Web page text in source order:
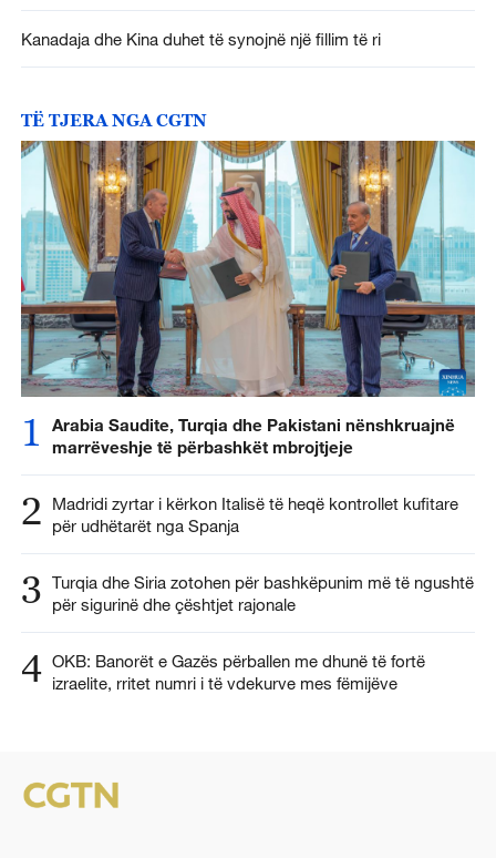
Kanadaja dhe Kina duhet të synojnë një fillim të ri
TË TJERA NGA CGTN
1
Arabia Saudite, Turqia dhe Pakistani nënshkruajnë
marrëveshje të përbashkët mbrojtjeje
2
Madridi zyrtar i kërkon Italisë të heqë kontrollet kufitare
për udhëtarët nga Spanja
3 Turqia dhe Siria zotohen për bashkëpunim më të ngushtë
për sigurinë dhe çështjet rajonale
4 OKB: Banorët e Gazës përballen me dhunë të fortë
izraelite, rritet numri i të vdekurve mes fëmijëve